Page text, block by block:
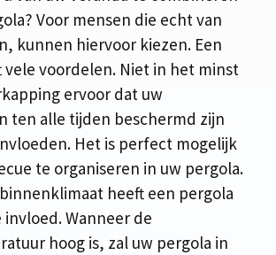
Voor mensen die echt van
kunnen hiervoor kiezen. Een
vele voordelen. Niet in het minst
ervoor dat uw
ten alle tijden beschermd zijn
Het is perfect mogelijk
te organiseren in uw pergola.
heeft een pergola
Wanneer de
hoog is, zal uw pergola in